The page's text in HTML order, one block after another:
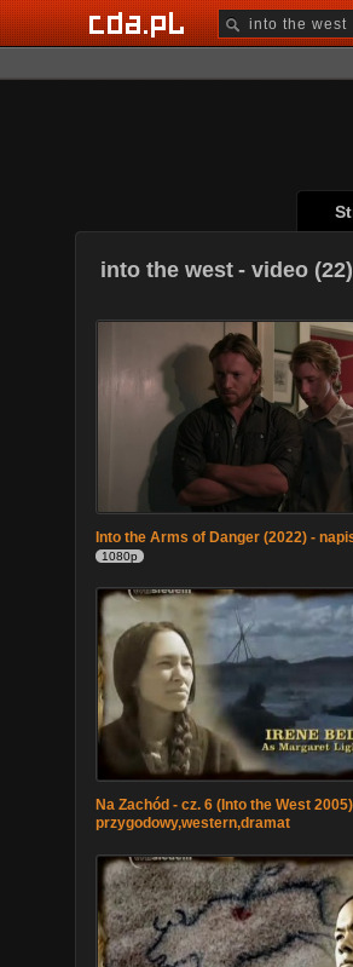
into the west - video (22)
Into the Arms of Danger (2022) -
1080p
Na Zachód - cz. 6 (Into the West
przygodowy,western,dramat